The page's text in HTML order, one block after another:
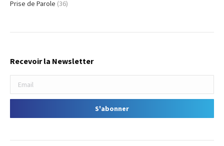
Prise de Parole (36)
Recevoir la Newsletter